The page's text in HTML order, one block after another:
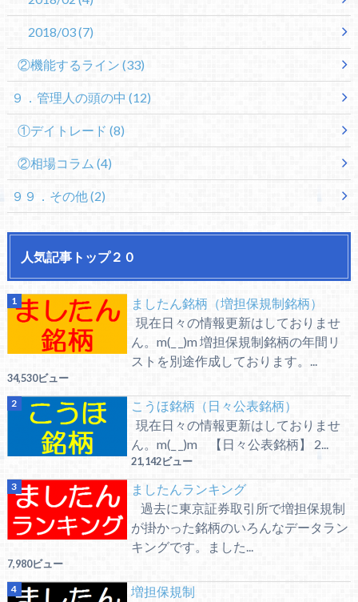
2018/03(7)
②機能するライン (33)
９．管理人の頭の中 (12)
①デイトレード (8)
②相場コラム (4)
９９．その他(2)
人気記事トップ２０
ましたん銘柄（増担保規制銘柄）
現在日々の情報更新はしておりませ
ん。m(_ _)m 増担保規制銘柄の年間リ
ストを別途作成しております。...
34,530ビュー
こうほ銘柄（日々公表銘柄）
現在日々の情報更新はしておりませ
ん。m(_ _)m 【日々公表銘柄】 2...
21,142ビュー
ましたんランキング
過去に東京証券取引所で増担保規制
が掛かった銘柄のいろんなデータラン
キングです。ました...
7,980ビュー
増担保規制